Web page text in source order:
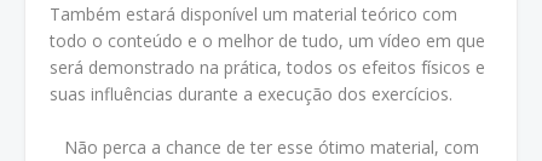
Também estará disponível um material teórico com
todo o conteúdo e o melhor de tudo, um vídeo em que
será demonstrado na prática, todos os efeitos físicos e
suas influências durante a execução dos exercícios.
Não perca a chance de ter esse ótimo material, com